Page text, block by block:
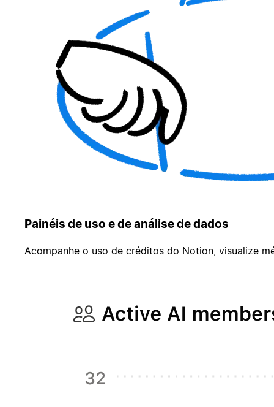
Painéis de uso e de análise de dados
Acompanhe o uso de créditos do Notion, visualize